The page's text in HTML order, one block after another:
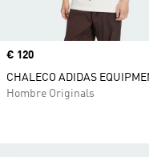
Precio
€ 120
CHALECO ADIDAS
Hombre Originals